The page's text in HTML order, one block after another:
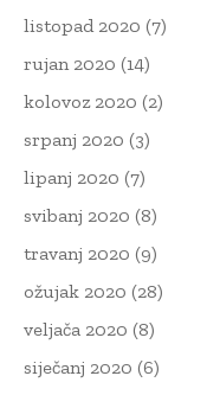
listopad 2020 (7)
rujan 2020 (14)
kolovoz 2020 (2)
srpanj 2020 (3)
lipanj 2020 (7)
svibanj 2020 (8)
travanj 2020 (9)
ožujak 2020 (28)
veljača 2020 (8)
siječanj 2020 (6)